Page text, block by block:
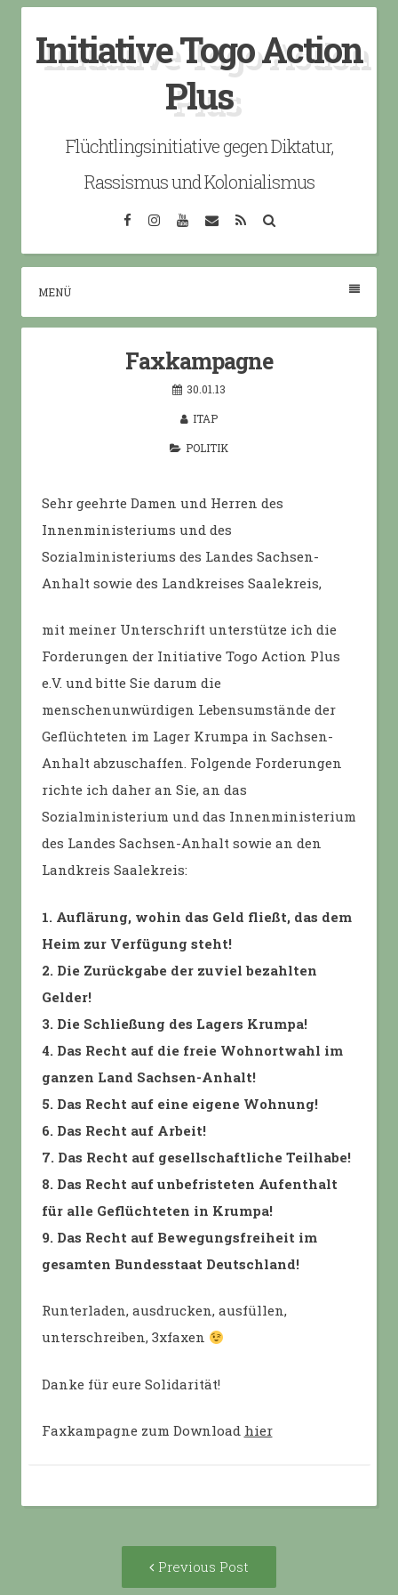
content
Initiative Togo Action
Plus
Flüchtlingsinitiative gegen Diktatur,
Rassismus und Kolonialismus
FacebookInstagramYouTube
EmailRSS
MENÜ
Faxkampagne
30.01.13
ITAP
POLITIK
Sehr geehrte Damen und Herren des
Innenministeriums und des
Sozialministeriums des Landes Sachsen-
Anhalt sowie des Landkreises Saalekreis,
mit meiner Unterschrift unterstütze ich die
Forderungen der Initiative Togo Action Plus
e.V. und bitte Sie darum die
menschenunwürdigen Lebensumstände der
Geflüchteten im Lager Krumpa in Sachsen-
Anhalt abzuschaffen. Folgende Forderungen
richte ich daher an Sie, an das
Sozialministerium und das Innenministerium
des Landes Sachsen-Anhalt sowie an den
Landkreis Saalekreis:
1. Auflärung, wohin das Geld fließt, das dem
Heim zur Verfügung steht!
2. Die Zurückgabe der zuviel bezahlten
Gelder!
3. Die Schließung des Lagers Krumpa!
4. Das Recht auf die freie Wohnortwahl im
ganzen Land Sachsen-Anhalt!
5. Das Recht auf eine eigene Wohnung!
6. Das Recht auf Arbeit!
7. Das Recht auf gesellschaftliche Teilhabe!
8. Das Recht auf unbefristeten Aufenthalt
für alle Geflüchteten in Krumpa!
9. Das Recht auf Bewegungsfreiheit im
gesamten Bundesstaat Deutschland!
Runterladen, ausdrucken, ausfüllen,
unterschreiben, 3xfaxen
Danke für eure Solidarität!
Faxkampagne zum Download hier
Previous Post
post: